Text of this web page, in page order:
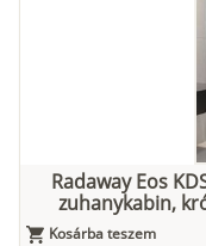
Radaway Eos
zuhanykabin,
Kosárba teszem